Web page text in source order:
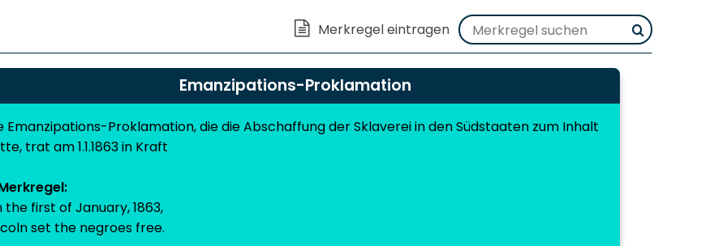
Emanzipations-Proklamation
Emanzipations-Proklamation, die die Abschaffung der Sklaverei in den Südstaaten zum Inhalt
trat am 1.1.1863 in Kraft
the first of January, 1863,
set the negroes free.